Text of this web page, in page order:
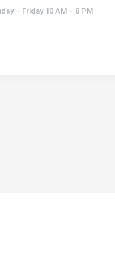
– Friday 10 AM – 8 PM